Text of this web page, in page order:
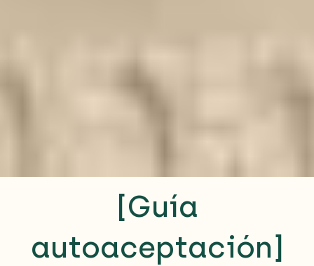
[Guía
autoaceptación]